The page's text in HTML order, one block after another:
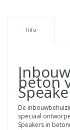
Info
beton
De
speciaal
Speakers in